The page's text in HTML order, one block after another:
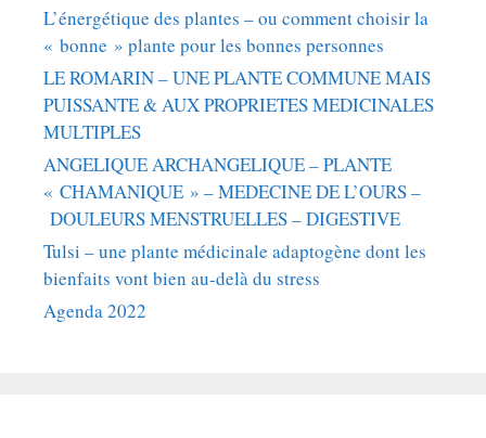
L’énergétique des plantes – ou comment choisir la
« bonne » plante pour les bonnes personnes
LE ROMARIN – UNE PLANTE COMMUNE MAIS
PUISSANTE & AUX PROPRIETES MEDICINALES
MULTIPLES
ANGELIQUE ARCHANGELIQUE – PLANTE
« CHAMANIQUE » – MEDECINE DE L’OURS –
DOULEURS MENSTRUELLES – DIGESTIVE
Tulsi – une plante médicinale adaptogène dont les
bienfaits vont bien au-delà du stress
Agenda 2022